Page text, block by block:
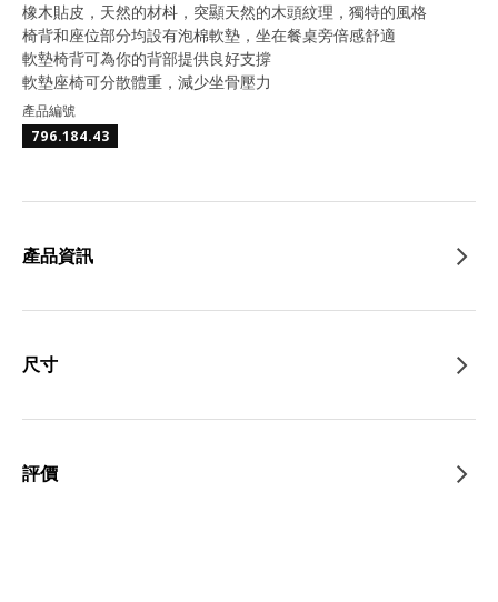
橡木貼皮，天然的材枓，突顯天然的木頭紋理，獨特的風格
椅背和座位部分均設有泡棉軟墊，坐在餐桌旁倍感舒適
軟墊椅背可為你的背部提供良好支撐
軟墊座椅可分散體重，減少坐骨壓力
產品編號
796.184.43
產品資訊
尺寸
評價